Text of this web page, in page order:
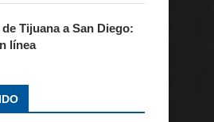
Tijuana a San Diego:
línea